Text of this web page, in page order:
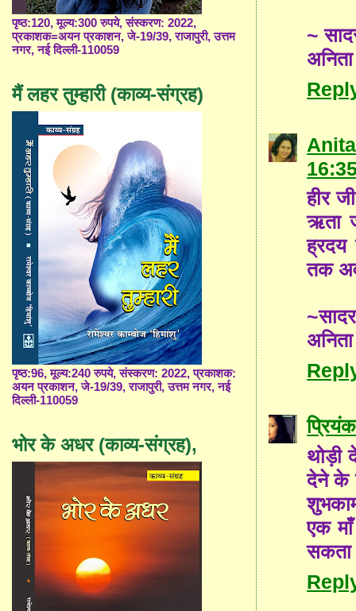
~
हीर
ऋता
ह्रदय
तक
~सादर
थोड़ी
देने के
एक
सकता
पृष्ठ:120, मूल्य:300 रुपये, संस्करण: 2022,
प्रकाशक=अयन प्रकाशन, जे-19/39, राजापुरी, उत्तम
नगर, नई दिल्ली-110059
मैं लहर तुम्हारी (काव्य-संग्रह)
पृष्ठ:96, मूल्य:240 रुपये, संस्करण: 2022, प्रकाशक:
अयन प्रकाशन, जे-19/39, राजापुरी, उत्तम नगर, नई
दिल्ली-110059
भोर के अधर (काव्य-संग्रह),